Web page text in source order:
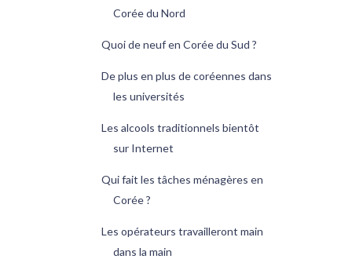
Corée du Nord
Quoi de neuf en Corée du Sud ?
De plus en plus de coréennes dans
les universités
Les alcools traditionnels bientôt
sur Internet
Qui fait les tâches ménagères en
Corée ?
Les opérateurs travailleront main
dans la main